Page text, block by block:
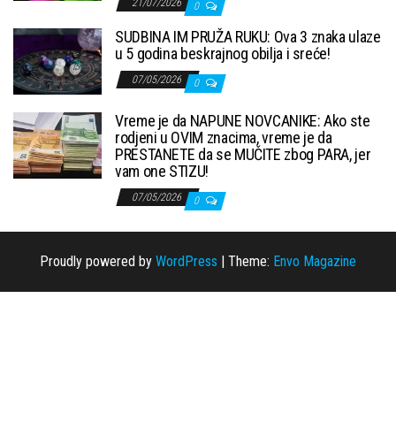
21/07/2026 0
SUDBINA IM PRUŽA RUKU: Ova 3 znaka ulaze
u 5 godina beskrajnog obilja i sreće!
07/05/2026 0
Vreme je da NAPUNE NOVCANIKE: Ako ste
rodjeni u OVIM znacima, vreme je da
PRESTANETE da se MUČITE zbog PARA, jer
vam one STIZU!
07/05/2026 0
Proudly powered by WordPress Theme: Envo Magazine